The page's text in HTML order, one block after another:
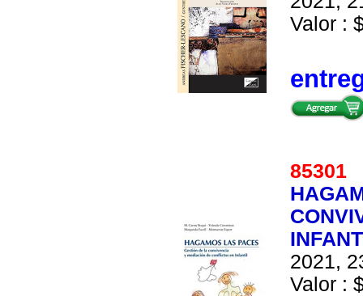
Valor :
85301
2021,
Valor :